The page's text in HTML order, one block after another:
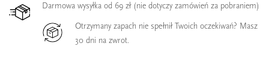
Darmowa wysyłka od 69 zł (nie dotyczy zamówień za pobraniem)
Otrzymany zapach nie spełnił Twoich oczekiwań? Masz
30 dni na zwrot.